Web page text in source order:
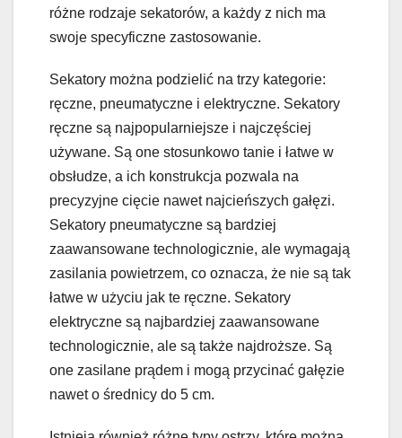
różne rodzaje sekatorów, a każdy z nich ma
swoje specyficzne zastosowanie.
Sekatory można podzielić na trzy kategorie:
ręczne, pneumatyczne i elektryczne. Sekatory
ręczne są najpopularniejsze i najczęściej
używane. Są one stosunkowo tanie i łatwe w
obsłudze, a ich konstrukcja pozwala na
precyzyjne cięcie nawet najcieńszych gałęzi.
Sekatory pneumatyczne są bardziej
zaawansowane technologicznie, ale wymagają
zasilania powietrzem, co oznacza, że nie są tak
łatwe w użyciu jak te ręczne. Sekatory
elektryczne są najbardziej zaawansowane
technologicznie, ale są także najdroższe. Są
one zasilane prądem i mogą przycinać gałęzie
nawet o średnicy do 5 cm.